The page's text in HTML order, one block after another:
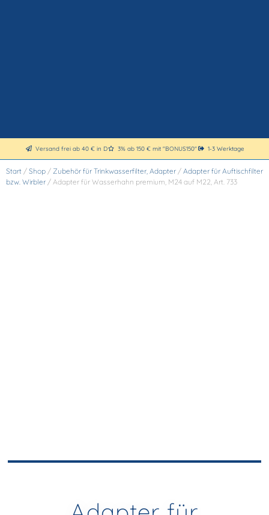
Versand frei ab 40 € in D 3% ab 150 € mit "BONUS150" 1-3 Werktage
Start / Shop / Zubehör für Trinkwasserfilter, Adapter / Adapter für Auftischfilter
bzw. Wirbler / Adapter für Wasserhahn premium, M24 auf M22, Art. 733